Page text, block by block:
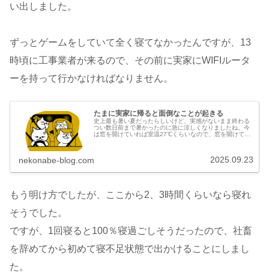
い出しました。
ずっとゲームをしていて全く寝てなかったんですが、13
時頃に工事業者が来るので、その前に実家にWIFIルータ
ーを持って行かなければなりません。
たまに実家に帰ると面倒なことが起きる
史上最も暑い夏だったらしいけど、実感がないまま終わる
つい数日前まで暑かったのに急に涼しくなりましたね。今
は窓を開けていれば室温27℃くらいなので、窓を開けてい
nekonabe-blog.com 2025.09.23
もう明け方でしたが、ここから2、3時間くらいなら寝れ
そうでした。
ですが、1回寝ると100％寝過ごしそうだったので、社畜
を辞めてから初めて寝不足状態で出かけることにしまし
た。